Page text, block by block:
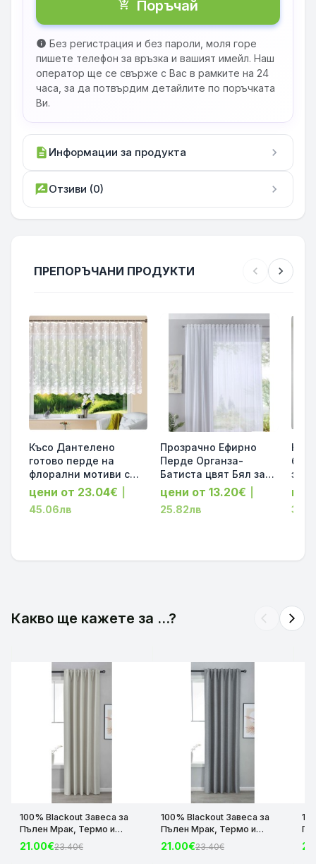
shopping_cart_checkout Поръчай
info Без регистрация и без пароли, моля горе
пишете телефон за връзка и вашият имейл. Наш
оператор ще се свърже с Вас в рамките на 24
часа, за да потвърдим детайлите по поръчката
Ви.
description Информации за продукта chevron_right
rate_reviewОтзиви (0) chevron_right
ПРЕПОРЪЧАНИ ПРОДУКТИ chevron_left chevron_right
Късо Дантелено
готово перде на
флорални мотиви с
красив завършек, за
Релса и Тръбен
Корниз, цвят бял,
цени от 23.04€
45.06лв
Прозрачно Ефирно
Перде Органза-
Батиста цвят Бял за
Релса и Тръбен
Корниз 245х140 и
245х300 код-61500
цени от 13.20€
25.82лв
за
Какво ще кажете за ...? arrow_back_ios arrow_forward_ios
100% Blackout Завеса за
Пълен Мрак, Термо и
Шумоизолираща с коланче
цвят Крем, 175х140 и
21.00€23.40€
100% Blackout Завеса за
Пълен Мрак, Термо и
Шумоизолираща с коланче
цвят Сив, 175х140 и
21.00€23.40€